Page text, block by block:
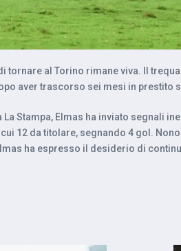
tornare al Torino rimane viva. Il
aver trascorso sei mesi in prestito
Stampa, Elmas ha inviato segnali
12 da titolare, segnando 4 gol.
ha espresso il desiderio di